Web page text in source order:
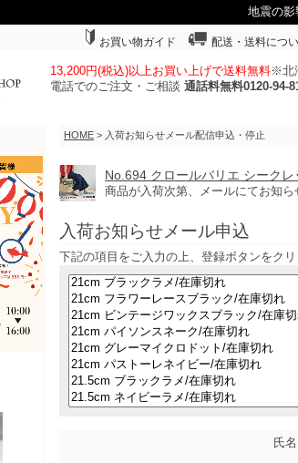
地震の
お買い物ガイド 配送・送料につ
13,200円(税込)以上お買い上げで送料無料※北
電話でのご注文・ご相談 通話料無料0120-94-
HOME > 入荷お知らせメール配信申込・停止
No.694 クロールバリエ シーク
商品が入荷次第、メールにてお知ら
入荷お知らせメール申込
下記の項目をご入力の上、登録ボタンをク
氏名